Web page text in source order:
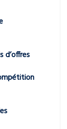
d’offres